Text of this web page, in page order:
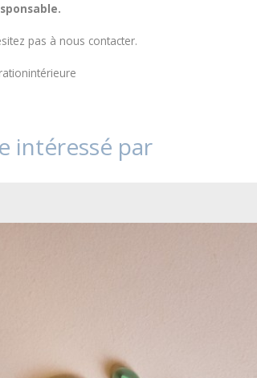
pas à nous contacter.
intéressé par